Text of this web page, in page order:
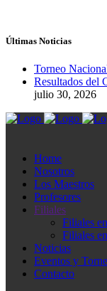
Últimas Noticias
Torneo
Resultados del
julio 30, 2026
Home
Nosotros
Los Maestros
Profesores
Filiales
Filiales
Filiales
Noticias
Eventos y
Contacto